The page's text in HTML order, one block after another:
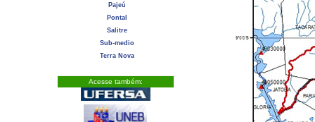
Pajeú
Pontal
Salitre
Sub-medio
Terra Nova
Acesse também: